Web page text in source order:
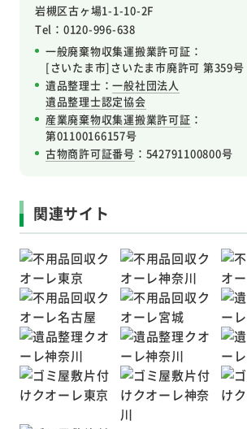
岩槻区古ヶ場1-1-10-2F
Tel：0120-996-638
一般廃棄物収集運搬業許可証：
[さいたま市]さいたま市廃許可 第359号
遺品整理士：一般社団法人
遺品整理士認定協会
産業廃棄物収集運搬業許可証 ：
第01100166157号
古物商許可証番号 ：542791100800号
関連サイト